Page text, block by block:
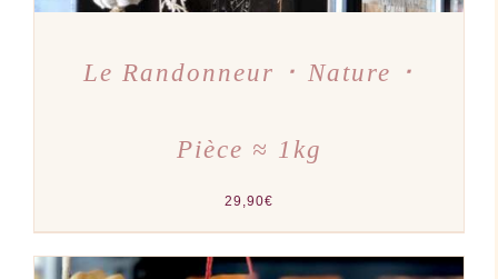
Le Randonneur ･ Nature ･
Pièce ≈ 1kg
29,90€